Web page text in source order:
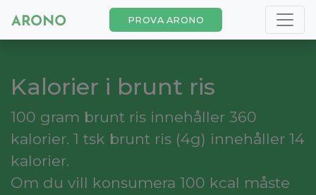
PROVA ARONO
Kalorier i brunt ris
100 gram brunt ris innehåller 360
kalorier. 1 tsk brunt ris (4g) innehåller 14
kalorier.
Om du vill konsumera 100 kcal måste